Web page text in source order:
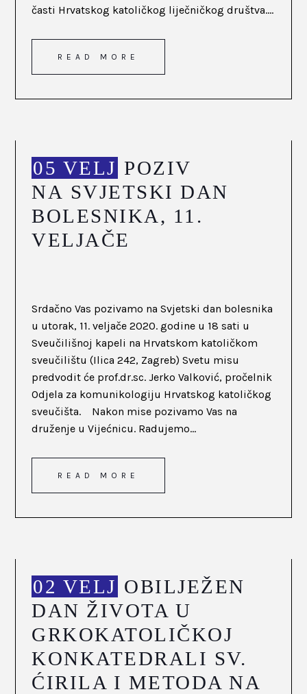
časti Hrvatskog katoličkog liječničkog društva....
READ MORE
05 VELJ POZIV
NA SVJETSKI DAN
BOLESNIKA, 11.
VELJAČE
Srdačno Vas pozivamo na Svjetski dan bolesnika
u utorak, 11. veljače 2020. godine u 18 sati u
Sveučilišnoj kapeli na Hrvatskom katoličkom
sveučilištu (Ilica 242, Zagreb) Svetu misu
predvodit će prof.dr.sc. Jerko Valković, pročelnik
Odjela za komunikologiju Hrvatskog katoličkog
sveučišta. Nakon mise pozivamo Vas na
druženje u Vijećnicu. Radujemo...
READ MORE
02 VELJ OBILJEŽEN
DAN ŽIVOTA U
GRKOKATOLIČKOJ
KONKATEDRALI SV.
ĆIRILA I METODA NA